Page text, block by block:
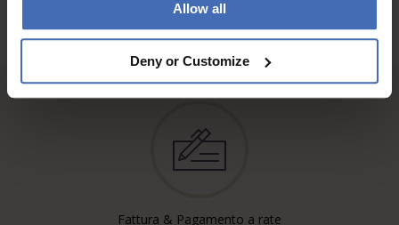
Allow all
Deny or Customize
Fattura & Pagamento a rate